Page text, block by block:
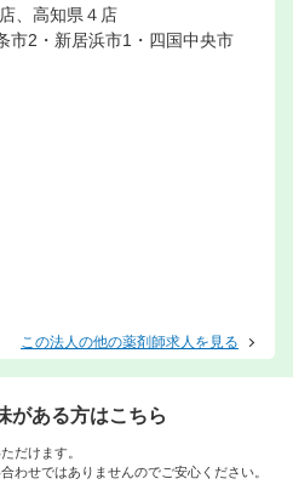
、高知県４店
・新居浜市1・四国中央市
この法人の他の薬剤師求人を見る
がある方はこちら
だけます。
わせではありませんのでご安心ください。